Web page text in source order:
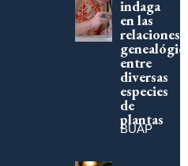
indaga
en las
relaciones
entre
diversas
especies
de
plantas
BUAP